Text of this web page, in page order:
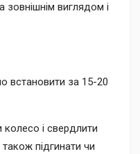
зовнішнім виглядом і
встановити за 15-20
колесо і свердлити
підгинати чи